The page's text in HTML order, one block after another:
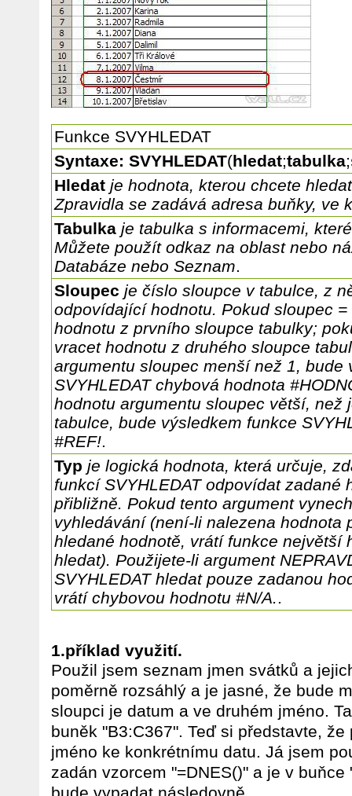
Funkce SVYHLEDAT
Syntaxe: SVYHLEDAT(hledat;tabulka;
Hledat je hodnota, kterou chcete
Zpravidla se zadává adresa buňky, ve
Tabulka je tabulka s informacemi,
Můžete použít odkaz na oblast nebo
Databáze nebo Seznam.
Sloupec je číslo sloupce v tabulce, z
odpovídající hodnotu. Pokud sloupec
hodnotu z prvního sloupce tabulky;
vracet hodnotu z druhého sloupce
argumentu sloupec menší než 1, bude
SVYHLEDAT chybová hodnota
hodnotu argumentu sloupec větší, než
tabulce, bude výsledkem funkce
#REF!.
Typ je logická hodnota, která určuje,
funkcí SVYHLEDAT odpovídat zadané
přibližně. Pokud tento argument
vyhledávání (není-li nalezena hodnota
hledané hodnotě, vrátí funkce největší
hledat). Použijete-li argument
SVYHLEDAT hledat pouze zadanou
vrátí chybovou hodnotu #N/A..
1.příklad využití.
Použil jsem seznam jmen svátků a
poměrně rozsáhlý a je jasné, že bude
sloupci je datum a ve druhém jméno.
buněk "B3:C367". Teď si představte,
jméno ke konkrétnímu datu. Já jsem
zadán vzorcem "=DNES()" a je v